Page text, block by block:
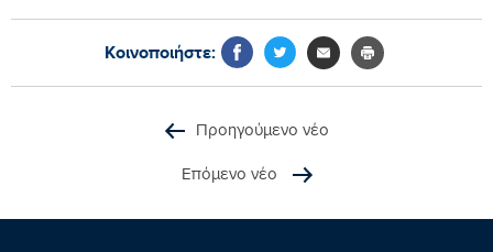
Κοινοποιήστε:
Προηγούμενο νέο
Επόμενο νέο